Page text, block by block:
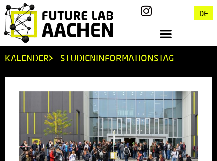
DE
KALENDER STUDIENINFORMATIONSTAG